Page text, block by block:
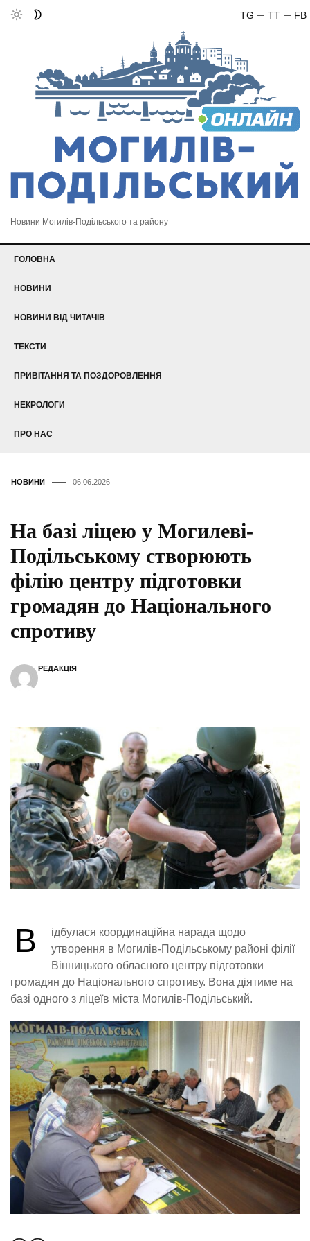
FB
TT
TG
Новини Могилів-Подільського та району
ГОЛОВНА
НОВИНИ
НОВИНИ ВІД ЧИТАЧІВ
ТЕКСТИ
ПРИВІТАННЯ ТА ПОЗДОРОВЛЕННЯ
НЕКРОЛОГИ
ПРО НАС
НОВИНИ 06.06.2026
На базі ліцею у Могилеві-
Подільському створюють
філію центру підготовки
громадян до Національного
спротиву
РЕДАКЦІЯ
В
ідбулася координаційна нарада щодо
утворення в Могилів-Подільському районі філії
Вінницького обласного центру підготовки
громадян до Національного спротиву. Вона діятиме на
базі одного з ліцеїв міста Могилів-Подільський.